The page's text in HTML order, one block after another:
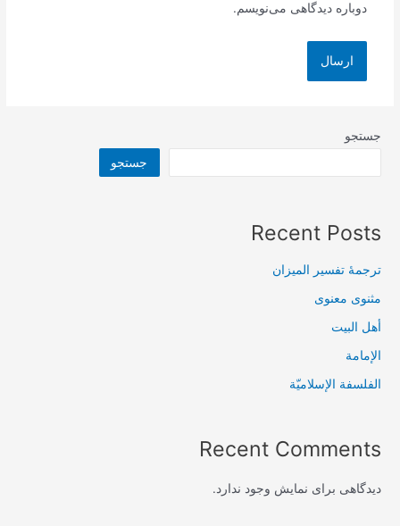
دوباره دیدگاهی می‌نویسم.
جستجو
جستجو
Recent Posts
ترجمۀ تفسیر المیزان
مثنوی معنوی
أهل البيت
الإمامة
الفلسفة الإسلاميّة
Recent Comments
دیدگاهی برای نمایش وجود ندارد.